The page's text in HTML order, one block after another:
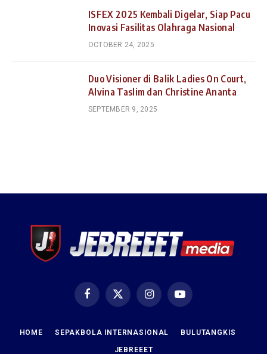
ISFEX 2025 Kembali Digelar, Siap Pacu
Inovasi Fasilitas Olahraga Nasional
OCTOBER 24, 2025
Duo Visioner di Balik Ladies On Court,
Alvina Taslim dan Christine Ananta
SEPTEMBER 9, 2025
FacebookX
(Twitter)
InstagramYouTube
HOME SEPAKBOLA INTERNASIONAL BULUTANGKIS
JEBREEET